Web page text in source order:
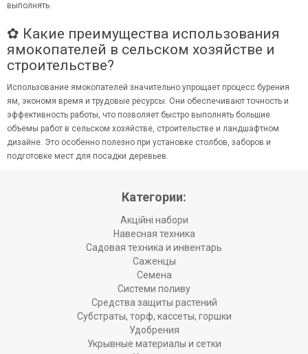
выполнять.
✿ Какие преимущества использования
ямокопателей в сельском хозяйстве и
строительстве?
Использование ямокопателей значительно упрощает процесс бурения
ям, экономя время и трудовые ресурсы. Они обеспечивают точность и
эффективность работы, что позволяет быстро выполнять большие
объемы работ в сельском хозяйстве, строительстве и ландшафтном
дизайне. Это особенно полезно при установке столбов, заборов и
подготовке мест для посадки деревьев.
Категории:
Акційні набори
Навесная техника
Садовая техника и инвентарь
Саженцы
Семена
Системи поливу
Средства защиты растений
Субстраты, торф, кассеты, горшки
Удобрения
Укрывные материалы и сетки